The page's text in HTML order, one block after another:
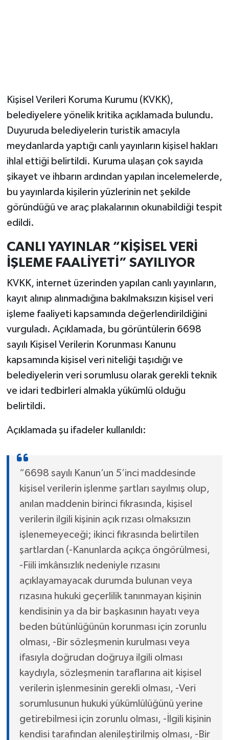
Kişisel Verileri Koruma Kurumu (KVKK),
belediyelere yönelik kritika açıklamada bulundu.
Duyuruda belediyelerin turistik amacıyla
meydanlarda yaptığı canlı yayınların kişisel hakları
ihlal ettiği belirtildi. Kuruma ulaşan çok sayıda
şikayet ve ihbarın ardından yapılan incelemelerde,
bu yayınlarda kişilerin yüzlerinin net şekilde
göründüğü ve araç plakalarının okunabildiği tespit
edildi.
CANLI YAYINLAR “KİŞİSEL VERİ
İŞLEME FAALİYETİ” SAYILIYOR
KVKK, internet üzerinden yapılan canlı yayınların,
kayıt alınıp alınmadığına bakılmaksızın kişisel veri
işleme faaliyeti kapsamında değerlendirildiğini
vurguladı. Açıklamada, bu görüntülerin 6698
sayılı Kişisel Verilerin Korunması Kanunu
kapsamında kişisel veri niteliği taşıdığı ve
belediyelerin veri sorumlusu olarak gerekli teknik
ve idari tedbirleri almakla yükümlü olduğu
belirtildi.
Açıklamada şu ifadeler kullanıldı:
“6698 sayılı Kanun’un 5’inci maddesinde
kişisel verilerin işlenme şartları sayılmış olup,
anılan maddenin birinci fıkrasında, kişisel
verilerin ilgili kişinin açık rızası olmaksızın
işlenemeyeceği; ikinci fıkrasında belirtilen
şartlardan (-Kanunlarda açıkça öngörülmesi,
-Fiili imkânsızlık nedeniyle rızasını
açıklayamayacak durumda bulunan veya
rızasına hukuki geçerlilik tanınmayan kişinin
kendisinin ya da bir başkasının hayatı veya
beden bütünlüğünün korunması için zorunlu
olması, -Bir sözleşmenin kurulması veya
ifasıyla doğrudan doğruya ilgili olması
kaydıyla, sözleşmenin taraflarına ait kişisel
verilerin işlenmesinin gerekli olması, -Veri
sorumlusunun hukuki yükümlülüğünü yerine
getirebilmesi için zorunlu olması, -İlgili kişinin
kendisi tarafından alenileştirilmiş olması, -Bir